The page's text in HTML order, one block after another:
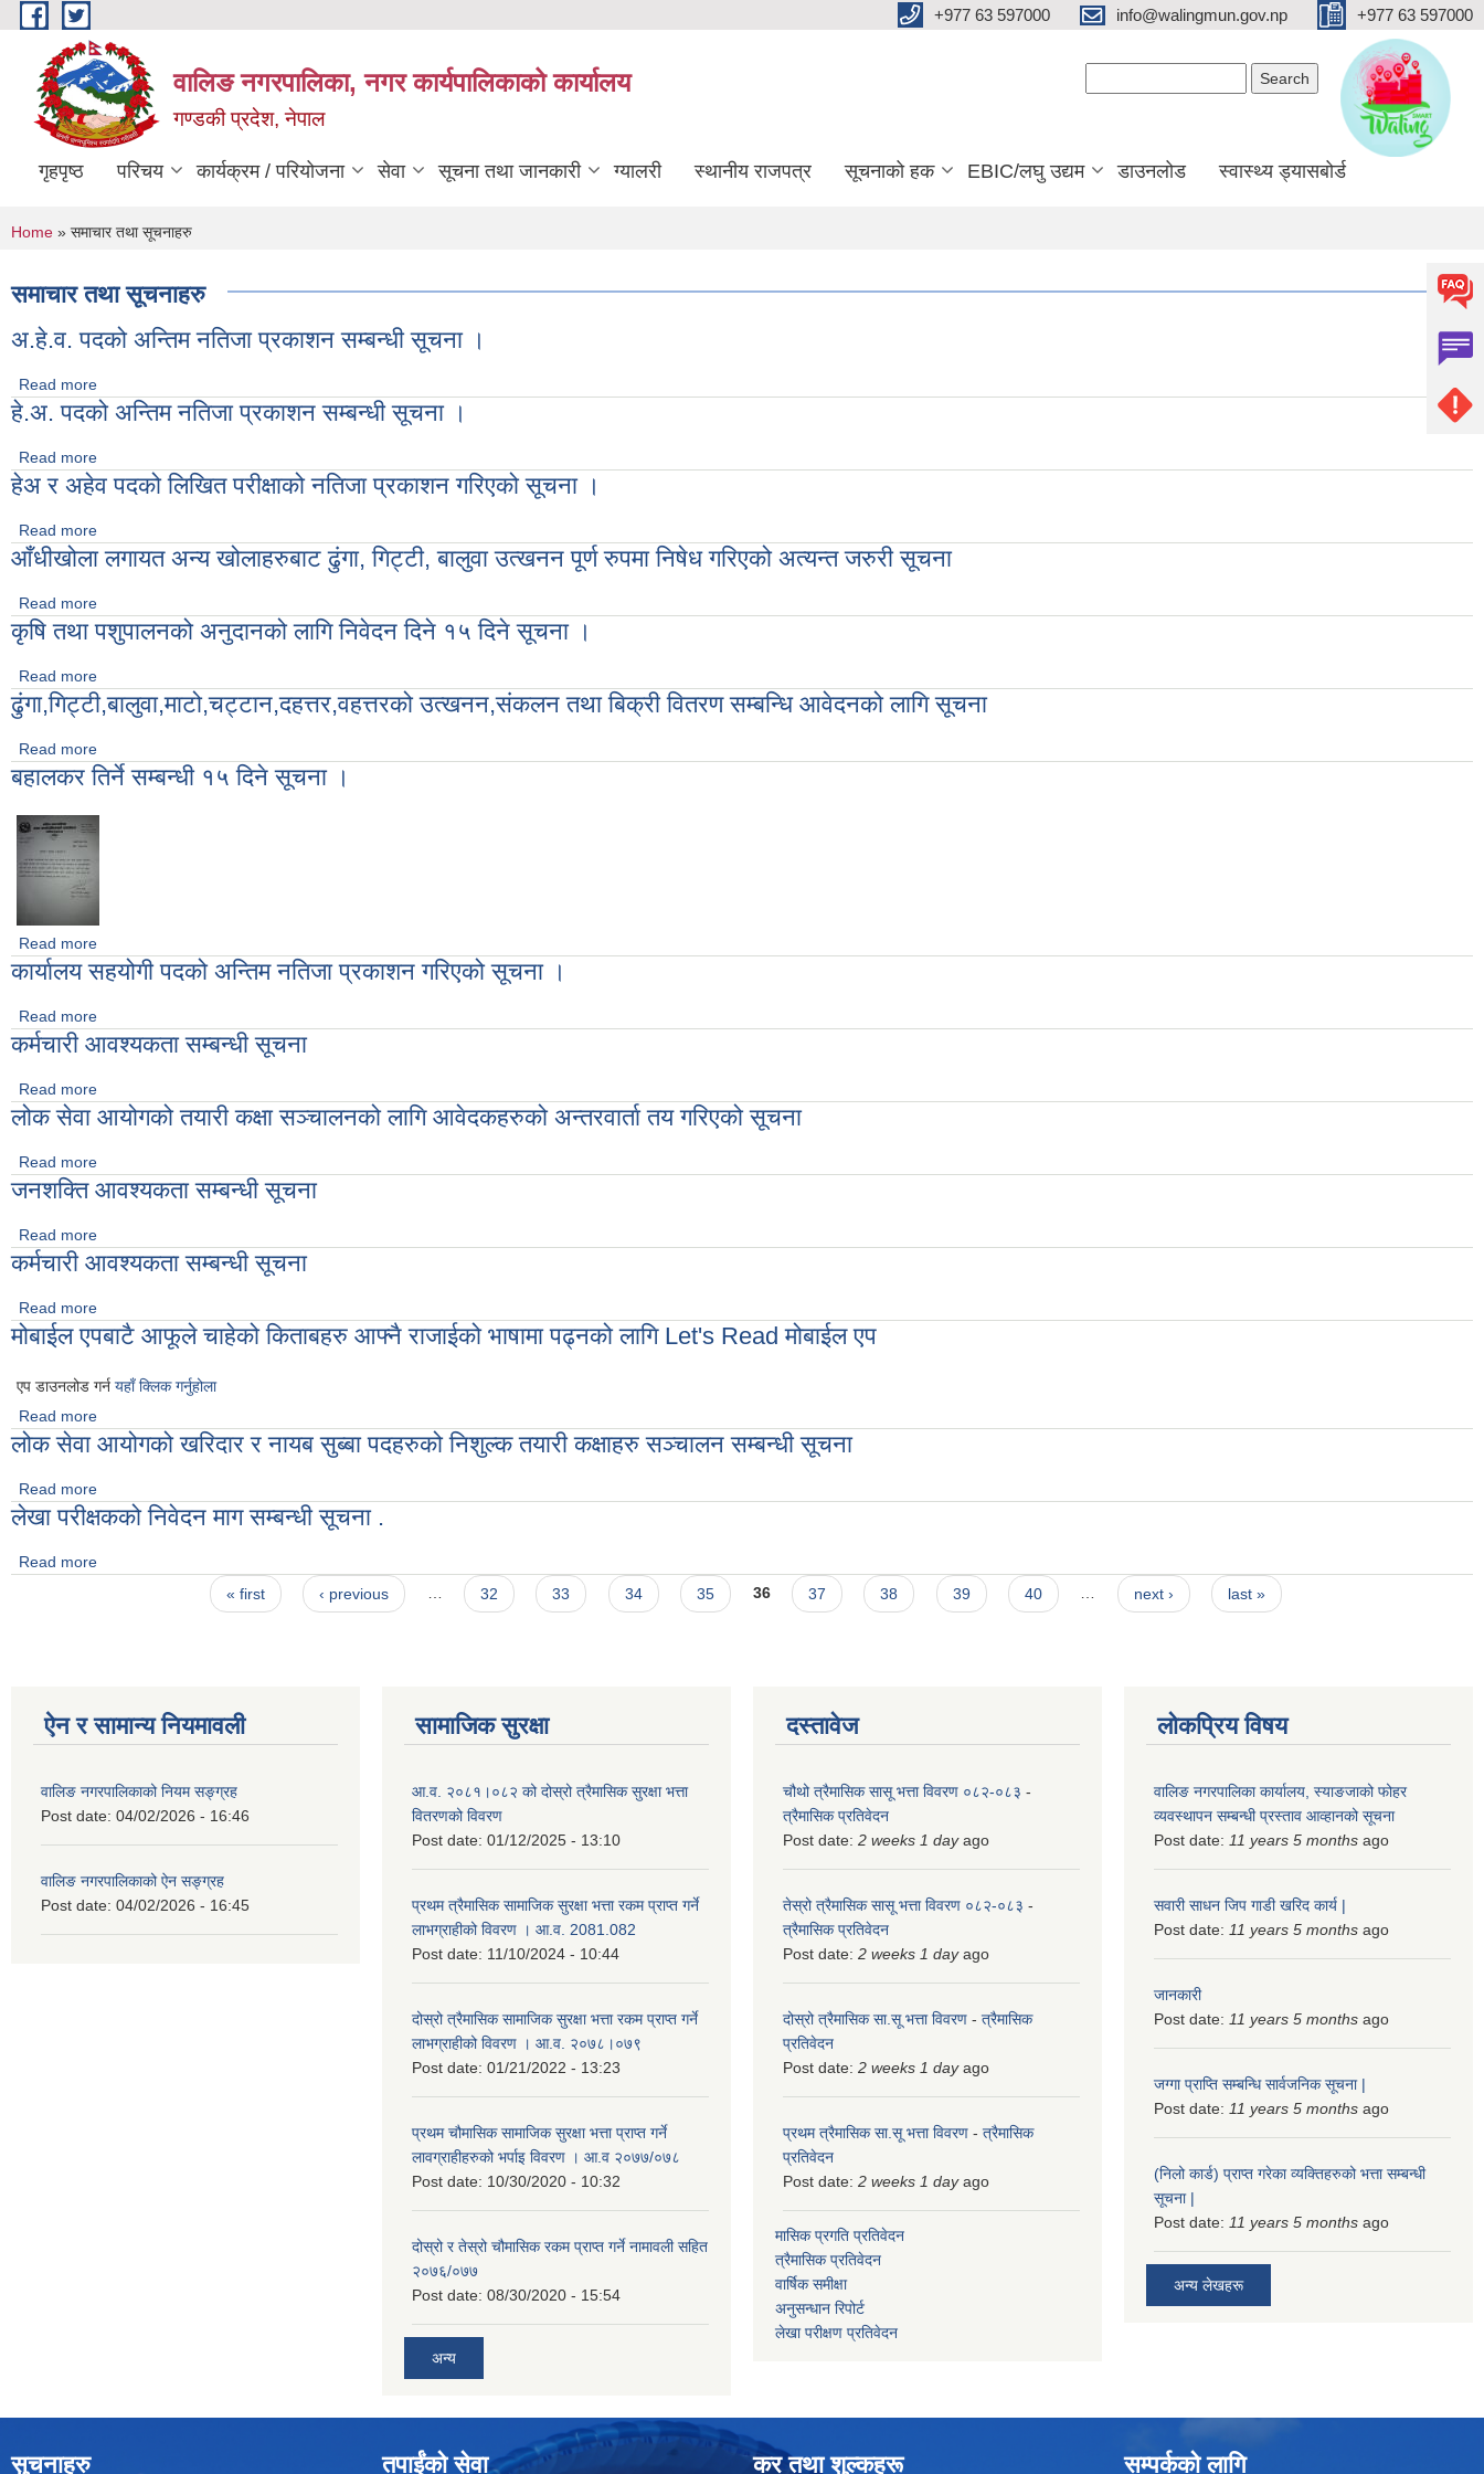
Skip to main content +977 63 597000 info@walingmun.gov.np +977 63 597000
वालिङ नगरपालिका, नगर कार्यपालिकाको कार्यालय
गण्डकी प्रदेश, नेपाल
गृहपृष्ठ परिचय कार्यक्रम / परियोजना सेवा सूचना तथा जानकारी ग्यालरी स्थानीय राजपत्र सूचनाको हक EBIC/लघु उद्यम डाउनलोड स्वास्थ्य ड्यासबोर्ड
You are here
Home » समाचार तथा सूचनाहरु
समाचार तथा सूचनाहरु
अ.हे.व. पदको अन्तिम नतिजा प्रकाशन सम्बन्धी सूचना ।
Read more
हे.अ. पदको अन्तिम नतिजा प्रकाशन सम्बन्धी सूचना ।
Read more
हेअ र अहेव पदको लिखित परीक्षाको नतिजा प्रकाशन गरिएको सूचना ।
Read more
आँधीखोला लगायत अन्य खोलाहरुबाट ढुंगा, गिट्टी, बालुवा उत्खनन पूर्ण रुपमा निषेध गरिएको अत्यन्त जरुरी सूचना
Read more
कृषि तथा पशुपालनको अनुदानको लागि निवेदन दिने १५ दिने सूचना ।
Read more
ढुंगा,गिट्टी,बालुवा,माटो,चट्टान,दहत्तर,वहत्तरको उत्खनन,संकलन तथा बिक्री वितरण सम्बन्धि आवेदनको लागि सूचना
Read more
बहालकर तिर्ने सम्बन्धी १५ दिने सूचना ।
Read more
कार्यालय सहयोगी पदको अन्तिम नतिजा प्रकाशन गरिएको सूचना ।
Read more
कर्मचारी आवश्यकता सम्बन्धी सूचना
Read more
लोक सेवा आयोगको तयारी कक्षा सञ्चालनको लागि आवेदकहरुको अन्तरवार्ता तय गरिएको सूचना
Read more
जनशक्ति आवश्यकता सम्बन्धी सूचना
Read more
कर्मचारी आवश्यकता सम्बन्धी सूचना
Read more
मोबाईल एपबाटै आफूले चाहेको किताबहरु आफ्नै राजाईको भाषामा पढ्नको लागि Let's Read मोबाईल एप
एप डाउनलोड गर्न यहाँ क्लिक गर्नुहोला
Read more
लोक सेवा आयोगको खरिदार र नायब सुब्बा पदहरुको निशुल्क तयारी कक्षाहरु सञ्चालन सम्बन्धी सूचना
Read more
लेखा परीक्षकको निवेदन माग सम्बन्धी सूचना .
Read more
« first ‹ previous … 32 33 34 35 36 37 38 39 40 … next › last »
ऐन र सामान्य नियमावली
वालिङ नगरपालिकाको नियम सङ्ग्रह
Post date: 04/02/2026 - 16:46
वालिङ नगरपालिकाको ऐन सङ्ग्रह
Post date: 04/02/2026 - 16:45
सामाजिक सुरक्षा
आ.व. २०८१।०८२ को दोस्रो त्रैमासिक सुरक्षा भत्ता
वितरणको विवरण
Post date: 01/12/2025 - 13:10
प्रथम त्रैमासिक सामाजिक सुरक्षा भत्ता रकम प्राप्त गर्ने
लाभग्राहीको विवरण । आ.व. 2081.082
Post date: 11/10/2024 - 10:44
दोस्रो त्रैमासिक सामाजिक सुरक्षा भत्ता रकम प्राप्त गर्ने
लाभग्राहीको विवरण । आ.व. २०७८।०७९
Post date: 01/21/2022 - 13:23
प्रथम चौमासिक सामाजिक सुरक्षा भत्ता प्राप्त गर्ने
लावग्राहीहरुको भर्पाइ विवरण । आ.व २०७७/०७८
Post date: 10/30/2020 - 10:32
दोस्रो र तेस्रो चौमासिक रकम प्राप्त गर्ने नामावली सहित
२०७६/०७७
Post date: 08/30/2020 - 15:54
अन्य
दस्तावेज
चौथो त्रैमासिक सासू भत्ता विवरण ०८२-०८३ -
त्रैमासिक प्रतिवेदन
Post date: 2 weeks 1 dayago
तेस्रो त्रैमासिक सासू भत्ता विवरण ०८२-०८३ -
त्रैमासिक प्रतिवेदन
Post date: 2 weeks 1 dayago
दोस्रो त्रैमासिक सा.सू भत्ता विवरण - त्रैमासिक
प्रतिवेदन
Post date: 2 weeks 1 dayago
प्रथम त्रैमासिक सा.सू भत्ता विवरण - त्रैमासिक
प्रतिवेदन
Post date: 2 weeks 1 dayago
मासिक प्रगति प्रतिवेदन
त्रैमासिक प्रतिवेदन
वार्षिक समीक्षा
अनुसन्धान रिपोर्ट
लेखा परीक्षण प्रतिवेदन
लोकप्रिय विषय
वालिङ नगरपालिका कार्यालय, स्याङजाको फोहर
व्यवस्थापन सम्बन्धी प्रस्ताव आव्हानको सूचना
Post date: 11 years 5 months ago
सवारी साधन जिप गाडी खरिद कार्य |
Post date: 11 years 5 months ago
जानकारी
Post date: 11 years 5 months ago
जग्गा प्राप्ति सम्बन्धि सार्वजनिक सूचना |
Post date: 11 years 5 months ago
(निलो कार्ड) प्राप्त गरेका व्यक्तिहरुको भत्ता सम्बन्धी
सूचना |
Post date: 11 years 5 months ago
अन्य लेखहरू
सुचनाहरु तपाईंको सेवा कर तथा शुल्कहरू सम्पर्कको लागि